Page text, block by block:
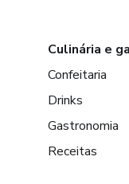
Culinária e
Confeitaria
Drinks
Gastronomia
Receitas